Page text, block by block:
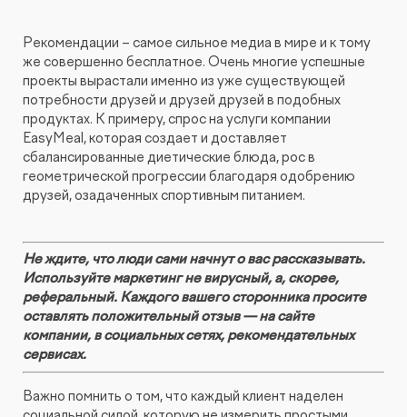
Рекомендации – самое сильное медиа в мире и к тому
же совершенно бесплатное. Очень многие успешные
проекты вырастали именно из уже существующей
потребности друзей и друзей друзей в подобных
продуктах. К примеру, спрос на услуги компании
EasyMeal, которая создает и доставляет
сбалансированные диетические блюда, рос в
геометрической прогрессии благодаря одобрению
друзей, озадаченных спортивным питанием.
Не ждите, что люди сами начнут о вас рассказывать.
Используйте маркетинг не вирусный, а, скорее,
реферальный. Каждого вашего сторонника просите
оставлять положительный отзыв — на сайте
компании, в социальных сетях, рекомендательных
сервисах.
Важно помнить о том, что каждый клиент наделен